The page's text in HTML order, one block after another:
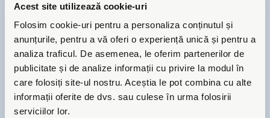
Acest site utilizează cookie-uri
Folosim cookie-uri pentru a personaliza conținutul și
anunțurile, pentru a vă oferi o experiență unică și pentru a
analiza traficul. De asemenea, le oferim partenerilor de
publicitate și de analize informații cu privire la modul în
care folosiți site-ul nostru. Aceștia le pot combina cu alte
informații oferite de dvs. sau culese în urma folosirii
serviciilor lor.